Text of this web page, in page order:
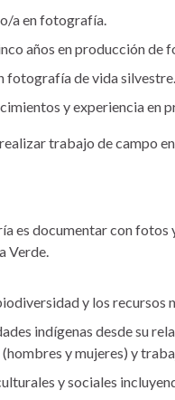
a en fotografía.
años en producción de
fotografía de vida silvestre.
y experiencia en
trabajo de campo
es documentar con
Verde.
y los recursos
indígenas desde su
y mujeres) y
y sociales